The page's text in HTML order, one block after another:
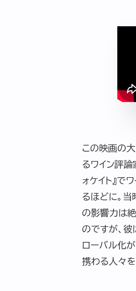
この映画の
るワイン評論
ォケイト』で
るほどに。
の影響力は
のですが、彼
ローバル化
携わる人々を